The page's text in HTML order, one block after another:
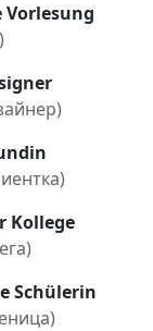
Vorlesung
Kollege
Schülerin